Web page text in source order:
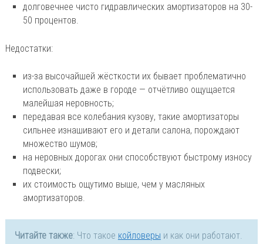
долговечнее чисто гидравлических амортизаторов на 30-
50 процентов.
Недостатки:
из-за высочайшей жёсткости их бывает проблематично
использовать даже в городе — отчётливо ощущается
малейшая неровность;
передавая все колебания кузову, такие амортизаторы
сильнее изнашивают его и детали салона, порождают
множество шумов;
на неровных дорогах они способствуют быстрому износу
подвески;
их стоимость ощутимо выше, чем у масляных
амортизаторов.
Читайте также: Что такое койловеры и как они работают.